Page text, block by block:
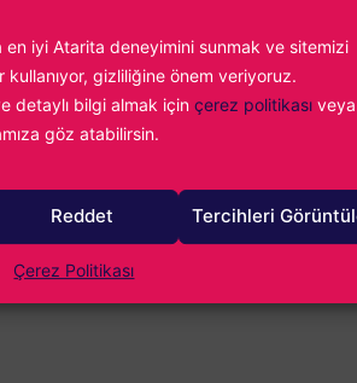
en iyi Atarita deneyimini sunmak ve sitemizi
gizliliğine önem veriyoruz.
detaylı bilgi almak için çerez politikası veya
göz atabilirsin.
Reddet Tercihleri
Çerez Politikası
önüne geçemiyor, yazdıkça yazıyor ve en
Force ile başlayan maceram günümüz